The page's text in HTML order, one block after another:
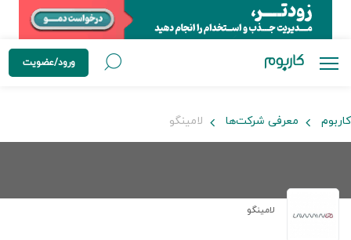
ورود/عضویت
کاربوم معرفی شرکت‌ها لامینگو
لامینگو